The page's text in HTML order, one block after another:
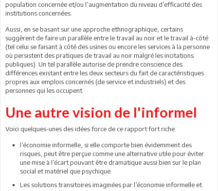
population concernée et/ou l’augmentation du niveau d’efficacité des
institutions concernées.
Aussi, en se basant sur une approche ethnographique, certains
suggèrent de faire un parallèle entre le travail au noir et le travail à-côté
(tel celui se faisant à côté des usines ou encore les services à la personne
où persistent des pratiques de travail au noir malgré les incitations
publiques). Un tel parallèle autorise de prendre conscience des
différences existant entre les deux secteurs du fait de caractéristiques
propres aux emplois concernés (de service et industriels) et des
personnes qui les occupent.
Une autre vision de l'informel
Voici quelques-unes des idées force de ce rapport fort riche:
l’économie informelle, si elle comporte bien évidemment des
risques, peut être perçue comme une alternative utile pour éviter
une mise à l’écart pouvant être dramatique aussi bien sur le plan
social et matériel que psychique.
Les solutions transitoires imaginées par l’économie informelle et